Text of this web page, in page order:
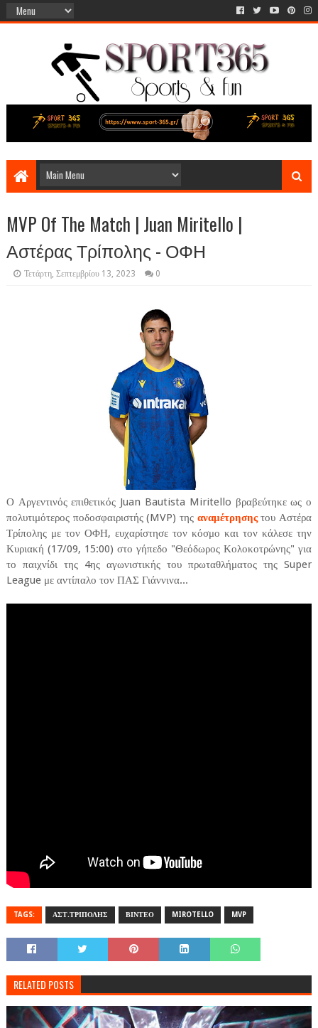
MVP Of The Match | Juan Miritello |
Αστέρας Τρίπολης - ΟΦΗ
Τετάρτη, Σεπτεμβρίου 13, 2023 0
Ο Αργεντινός επιθετικός Juan Bautista Miritello βραβεύτηκε ως ο
πολυτιμότερος ποδοσφαιριστής (MVP) της αναμέτρησηςτου Αστέρα
Τρίπολης με τον ΟΦΗ, ευχαρίστησε τον κόσμο και τον κάλεσε την
Κυριακή (17/09, 15:00) στο γήπεδο "Θεόδωρος Κολοκοτρώνης" για
το παιχνίδι της 4ης αγωνιστικής του πρωταθλήματος της Super
League με αντίπαλο τον ΠΑΣ Γιάννινα...
TAGS: ΑΣΤ.ΤΡΙΠΟΛΗΣ ΒΙΝΤΕΟ MIROTELLO MVP
RELATED POSTS